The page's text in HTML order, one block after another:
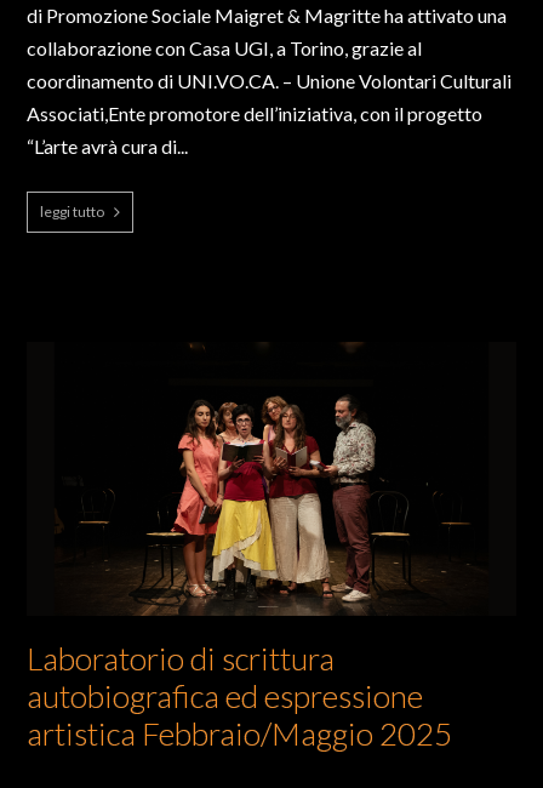
di Promozione Sociale Maigret & Magritte ha attivato una
collaborazione con Casa UGI, a Torino, grazie al
coordinamento di UNI.VO.CA. – Unione Volontari Culturali
Associati,Ente promotore dell’iniziativa, con il progetto
“L’arte avrà cura di...
leggi tutto
Laboratorio di scrittura
autobiografica ed espressione
artistica Febbraio/Maggio 2025